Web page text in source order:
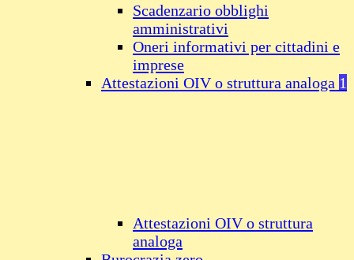
Scadenzario obblighi
amministrativi
Oneri informativi per cittadini e
imprese
Attestazioni OIV o struttura analoga 1
Attestazioni OIV o struttura
analoga